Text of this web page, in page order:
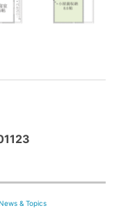
& Topics